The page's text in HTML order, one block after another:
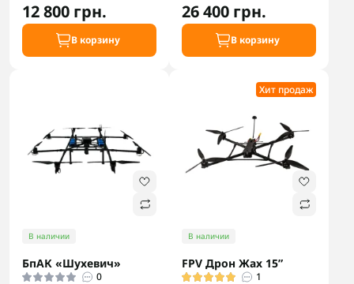
12 800 грн.
В корзину
26 400 грн.
В корзину
В наличии
БпАК «Шухевич»
0
Хит продаж
В наличии
FPV Дрон Жах 15”
1